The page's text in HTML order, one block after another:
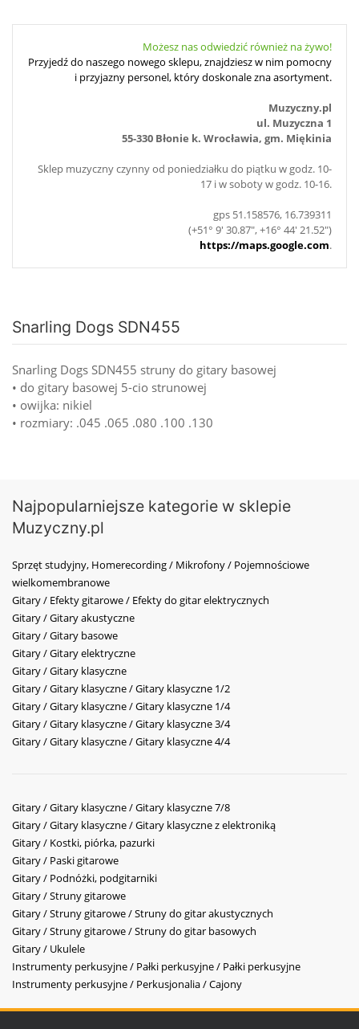
Możesz nas odwiedzić również na żywo!
Przyjedź do naszego nowego sklepu, znajdziesz w nim pomocny
i przyjazny personel, który doskonale zna asortyment.
Muzyczny.pl
ul. Muzyczna 1
55-330 Błonie k. Wrocławia, gm. Miękinia
Sklep muzyczny czynny od poniedziałku do piątku w godz. 10-
17 i w soboty w godz. 10-16.
gps 51.158576, 16.739311
(+51° 9' 30.87", +16° 44' 21.52")
https://maps.google.com.
Snarling Dogs SDN455
Snarling Dogs SDN455 struny do gitary basowej
• do gitary basowej 5-cio strunowej
• owijka: nikiel
• rozmiary: .045 .065 .080 .100 .130
Najpopularniejsze kategorie w sklepie
Muzyczny.pl
Sprzęt studyjny, Homerecording / Mikrofony / Pojemnościowe
wielkomembranowe
Gitary / Efekty gitarowe / Efekty do gitar elektrycznych
Gitary / Gitary akustyczne
Gitary / Gitary basowe
Gitary / Gitary elektryczne
Gitary / Gitary klasyczne
Gitary / Gitary klasyczne / Gitary klasyczne 1/2
Gitary / Gitary klasyczne / Gitary klasyczne 1/4
Gitary / Gitary klasyczne / Gitary klasyczne 3/4
Gitary / Gitary klasyczne / Gitary klasyczne 4/4
Gitary / Gitary klasyczne / Gitary klasyczne 7/8
Gitary / Gitary klasyczne / Gitary klasyczne z elektroniką
Gitary / Kostki, piórka, pazurki
Gitary / Paski gitarowe
Gitary / Podnóżki, podgitarniki
Gitary / Struny gitarowe
Gitary / Struny gitarowe / Struny do gitar akustycznych
Gitary / Struny gitarowe / Struny do gitar basowych
Gitary / Ukulele
Instrumenty perkusyjne / Pałki perkusyjne / Pałki perkusyjne
Instrumenty perkusyjne / Perkusjonalia / Cajony